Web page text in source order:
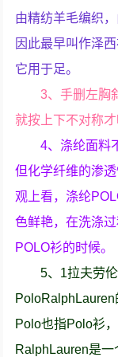
由精纺羊毛编织
因此最早叫作泽
它用于足。
3、手删左胸
就按上下不对称才
4、涤纶面料
但化学纤维的渗
观上看，涤纶
色鲜艳，在洗涤
POLO衫的时候。
5、1拉夫劳
PoloRalphLauren
Polo也指Polo衫
RalphLauren是